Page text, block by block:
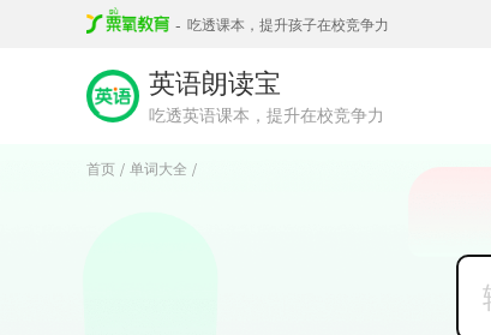
- 吃透课本，提升孩子在校竞争力
英语朗读宝
吃透英语课本，提升在校竞争力
首页 / 单词大全 /